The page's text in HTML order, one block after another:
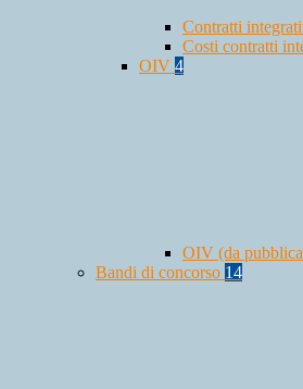
Contratti
Costi contratti
OIV 4
OIV (da
Bandi di concorso 14